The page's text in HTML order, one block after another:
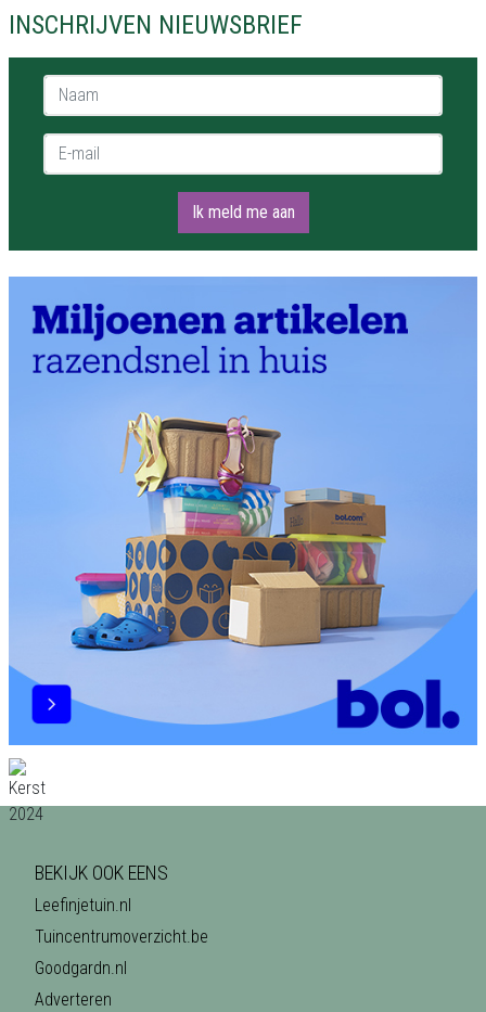
INSCHRIJVEN NIEUWSBRIEF
Naam *
E-mail *
Ik meld me aan
BEKIJK OOK EENS
Leefinjetuin.nl
Tuincentrumoverzicht.be
Goodgardn.nl
Adverteren